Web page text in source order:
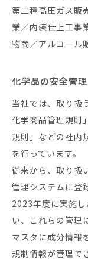
第二種高圧ガス販
業／内装仕上工事
物商／アルコール
化学品の安全管
当社では、取り扱
化学商品管理規則
規則」などの社内
を行っています。
従来から、取り扱
管理システムに登
2023年度に実施
い、これらの管理
マスタに成分情報
規制情報が管理で